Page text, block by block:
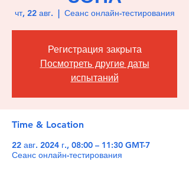
чт, 22 авг. Сеанс онлайн-тестирования
Регистрация закрыта
Посмотреть другие даты
испытаний
Time & Location
22 авг. 2024 г., 08:00 – 11:30 GMT-7
Сеанс онлайн-тестирования